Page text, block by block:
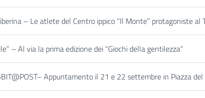
– Le atlete del Centro ippico “Il Monte” protagoniste al
– Al via la prima edizione dei “Giochi della gentilezza”
Appuntamento il 21 e 22 settembre in Piazza